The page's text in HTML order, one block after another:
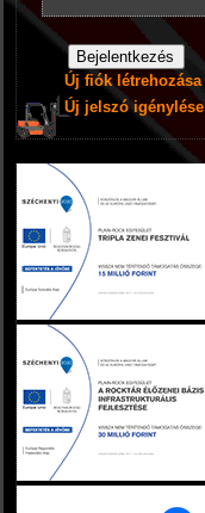
Új fiók létrehozása
Új jelszó igénylése